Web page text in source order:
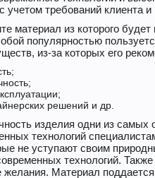
требований клиента
материал из которого
популярностью
из-за которых его
решений и др.
изделия одни из самых
технологий
не уступают своим
технологий.
Материал